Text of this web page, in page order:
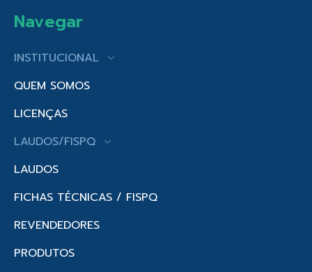
Navegar
INSTITUCIONAL
QUEM SOMOS
LICENÇAS
LAUDOS/FISPQ
LAUDOS
FICHAS TÉCNICAS / FISPQ
REVENDEDORES
PRODUTOS